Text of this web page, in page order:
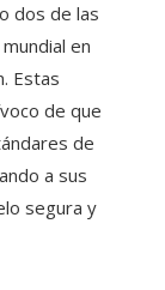
dos de las
en
Estas
de que
de
a sus
segura y